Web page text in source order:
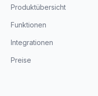
Produktübersicht
Funktionen
Integrationen
Preise